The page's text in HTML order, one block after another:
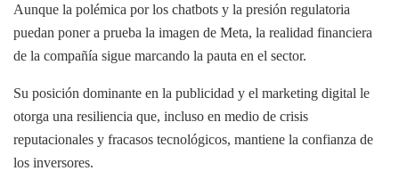
Aunque la polémica por los chatbots y la presión regulatoria
puedan poner a prueba la imagen de Meta, la realidad financiera
de la compañía sigue marcando la pauta en el sector.
Su posición dominante en la publicidad y el marketing digital le
otorga una resiliencia que, incluso en medio de crisis
reputacionales y fracasos tecnológicos, mantiene la confianza de
los inversores.